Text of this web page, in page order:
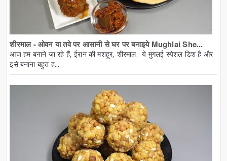
शीरमाल - ओवन या तवे पर आसानी से घर पर बनाइये Mughlai She...
आज हम बनाने जा रहे हैं, ईरान की मशहूर, शीरमाल. ये मुगलई स्पेशल डिश है और
इसे बनाना बहुत ह...